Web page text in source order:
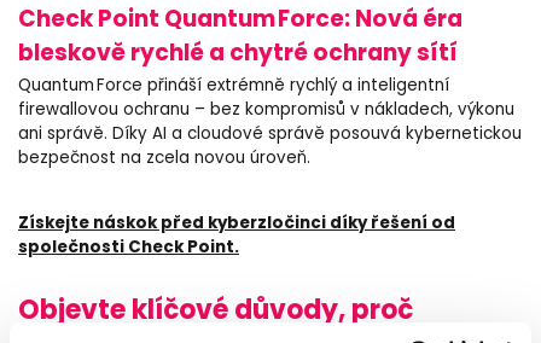
Check Point Quantum Force: Nová éra
bleskově rychlé a chytré ochrany sítí
Quantum Force přináší extrémně rychlý a inteligentní
firewallovou ochranu – bez kompromisů v nákladech, výkonu
ani správě. Díky AI a cloudové správě posouvá kybernetickou
bezpečnost na zcela novou úroveň.
Získejte náskok před kyberzločinci díky řešení od
společnosti Check Point.
Objevte klíčové důvody, proč